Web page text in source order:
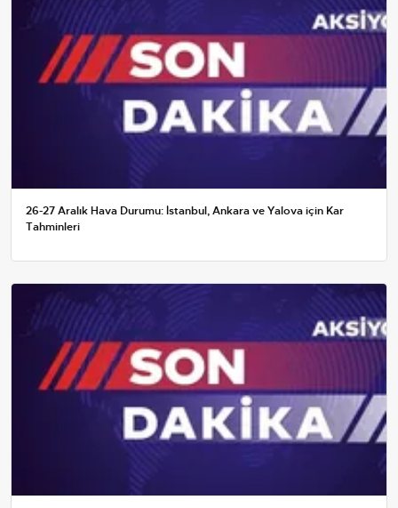
26-27 Aralık Hava Durumu: İstanbul, Ankara ve Yalova için Kar
Tahminleri